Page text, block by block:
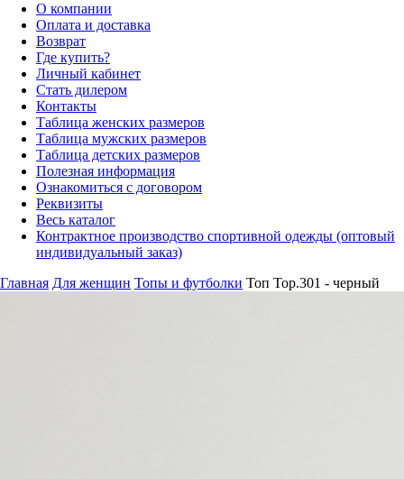
О компании
Оплата и доставка
Возврат
Где купить?
Личный кабинет
Стать дилером
Контакты
Таблица женских размеров
Таблица мужских размеров
Таблица детских размеров
Полезная информация
Ознакомиться с договором
Реквизиты
Весь каталог
Контрактное производство спортивной одежды (оптовый
индивидуальный заказ)
Главная Для женщин Топы и футболки Топ Top.301 - черный